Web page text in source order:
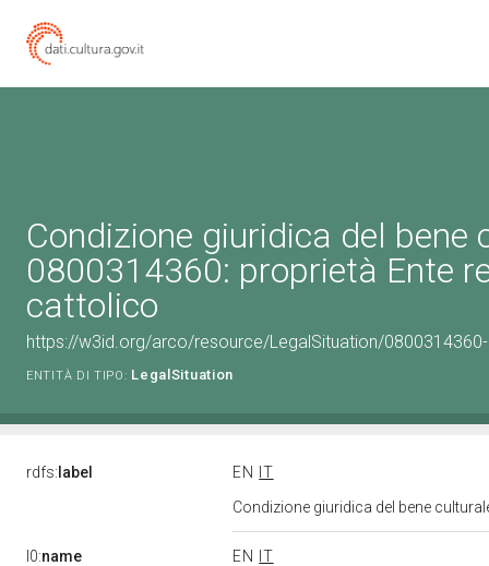
Condizione giuridica del bene
0800314360: proprietà Ente
cattolico
https://w3id.org/arco/resource/LegalSituation/
ENTITÀ DI TIPO: LegalSituation
rdfs: label EN
IT
Condizione giuridica del bene
l0:name EN
IT